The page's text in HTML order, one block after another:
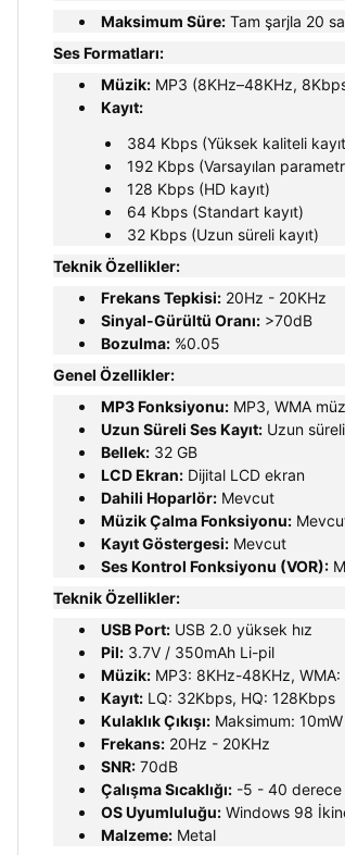
Maksimum Süre: Tam şarjla 20
Ses Formatları:
Müzik: MP3 (8KHz–48KHz,
Kayıt:
384 Kbps (Yüksek kaliteli
192 Kbps (Varsayılan
128 Kbps (HD kayıt)
64 Kbps (Standart kayıt)
32 Kbps (Uzun süreli kayıt)
Teknik Özellikler:
Frekans Tepkisi: 20Hz - 20KHz
Sinyal-Gürültü Oranı: >70dB
Bozulma: %0.05
Genel Özellikler:
MP3 Fonksiyonu: MP3, WMA
Uzun Süreli Ses Kayıt: Uzun
Bellek: 32 GB
LCD Ekran: Dijital LCD ekran
Dahili Hoparlör: Mevcut
Müzik Çalma Fonksiyonu:
Kayıt Göstergesi: Mevcut
Ses Kontrol Fonksiyonu (VOR):
Teknik Özellikler:
USB Port: USB 2.0 yüksek hız
Pil: 3.7V / 350mAh Li-pil
Müzik: MP3: 8KHz-48KHz,
Kayıt: LQ: 32Kbps, HQ: 128Kbps
Kulaklık Çıkışı: Maksimum:
Frekans: 20Hz - 20KHz
SNR: 70dB
Çalışma Sıcaklığı: -5 - 40 derece
OS Uyumluluğu: Windows 98
Malzeme: Metal